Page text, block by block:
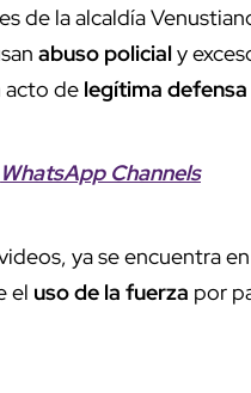
de la alcaldía
abuso policialy
acto de legítima defensa
WhatsApp Channels
ya se encuentra
el uso de la fuerza por